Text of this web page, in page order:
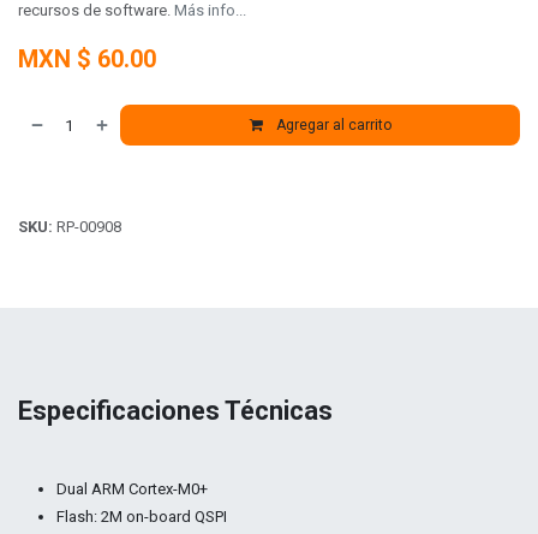
recursos de software. Más info...
MXN $ 60.00
Agregar al carrito
SKU: RP-00908
Especificaciones Técnicas
Dual ARM Cortex-M0+
Flash: 2M on-board QSPI